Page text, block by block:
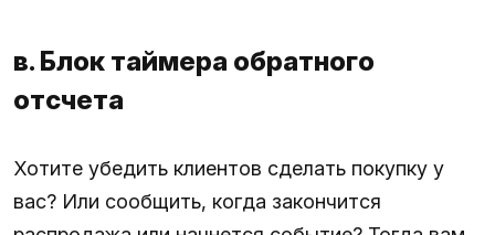
в. Блок таймера обратного
отсчета
Хотите убедить клиентов сделать покупку у
вас? Или сообщить, когда закончится